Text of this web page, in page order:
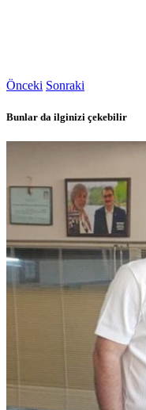
Önceki Sonraki
Bunlar da ilginizi çekebilir